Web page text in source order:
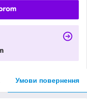
Умови повернення